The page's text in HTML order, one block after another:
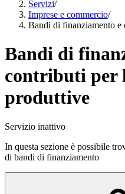
Servizi/
Imprese e commercio/
Bandi di finanziamento
Bandi di
contributi per
produttive
Servizio inattivo
In questa sezione è possibile
di bandi di finanziamento